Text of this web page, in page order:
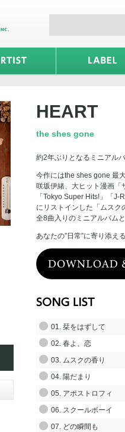
HEART
the shes gone
約2年ぶりとなるミニアル
今作にはthe shes gone 最
咲坂伊緒、大ヒット漫画「
「Tokyo Super Hits!」「
にリストインした「ムスク
全8曲入りのミニアルバム
あなたの”日常”に寄り添え
01. 栞をはずして
02. 春よ、恋
03. ムスクの香り
04. 陽だまり
05. アポストロフィ
06. スクールボーイ
07. どの瞬間も